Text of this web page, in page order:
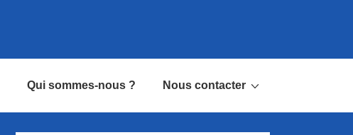
Qui sommes-nous ? Nous contacter